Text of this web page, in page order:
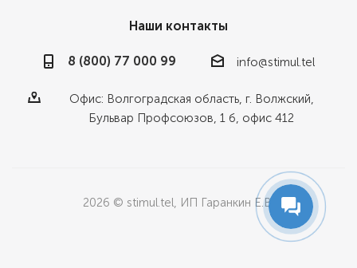
Наши контакты
8 (800) 77 000 99 info@stimul.tel
Офис: Волгоградская область, г. Волжский,
Бульвар Профсоюзов, 1 б, офис 412
2026 © stimul.tel, ИП Гаранкин Е.В.